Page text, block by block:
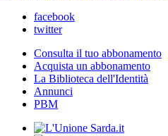
facebook
twitter
Consulta il tuo abbonamento
Acquista un abbonamento
La Biblioteca dell'Identità
Annunci
PBM